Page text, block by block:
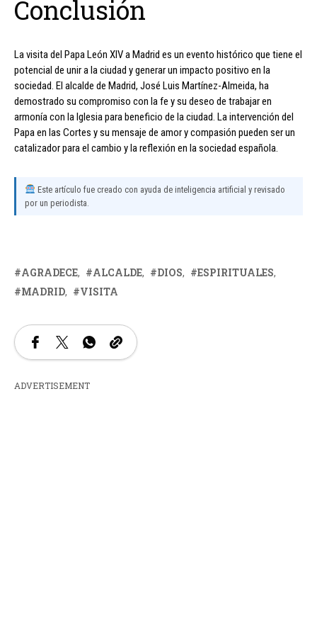
Conclusión
La visita del Papa León XIV a Madrid es un evento histórico que tiene el
potencial de unir a la ciudad y generar un impacto positivo en la
sociedad. El alcalde de Madrid, José Luis Martínez-Almeida, ha
demostrado su compromiso con la fe y su deseo de trabajar en
armonía con la Iglesia para beneficio de la ciudad. La intervención del
Papa en las Cortes y su mensaje de amor y compasión pueden ser un
catalizador para el cambio y la reflexión en la sociedad española.
Este artículo fue creado con ayuda de inteligencia artificial y revisado
por un periodista.
AGRADECE ALCALDE DIOS
ESPIRITUALES
MADRID
VISITA
ADVERTISEMENT